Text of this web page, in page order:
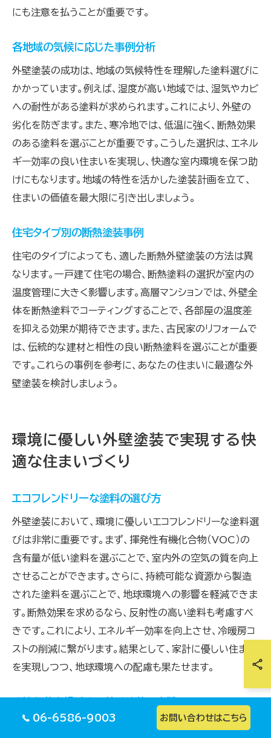
にも注意を払うことが重要です。
各地域の気候に応じた事例分析
外壁塗装の成功は、地域の気候特性を理解した塗料選びに
かかっています。例えば、湿度が高い地域では、湿気やカビ
への耐性がある塗料が求められます。これにより、外壁の
劣化を防ぎます。また、寒冷地では、低温に強く、断熱効果
のある塗料を選ぶことが重要です。こうした選択は、エネル
ギー効率の良い住まいを実現し、快適な室内環境を保つ助
けにもなります。地域の特性を活かした塗装計画を立て、
住まいの価値を最大限に引き出しましょう。
住宅タイプ別の断熱塗装事例
住宅のタイプによっても、適した断熱外壁塗装の方法は異
なります。一戸建て住宅の場合、断熱塗料の選択が室内の
温度管理に大きく影響します。高層マンションでは、外壁全
体を断熱塗料でコーティングすることで、各部屋の温度差
を抑える効果が期待できます。また、古民家のリフォームで
は、伝統的な建材と相性の良い断熱塗料を選ぶことが重要
です。これらの事例を参考に、あなたの住まいに最適な外
壁塗装を検討しましょう。
環境に優しい外壁塗装で実現する快
適な住まいづくり
エコフレンドリーな塗料の選び方
外壁塗装において、環境に優しいエコフレンドリーな塗料選
びは非常に重要です。まず、揮発性有機化合物（VOC）の
含有量が低い塗料を選ぶことで、室内外の空気の質を向上
させることができます。さらに、持続可能な資源から製造
された塗料を選ぶことで、地球環境への影響を軽減できま
す。断熱効果を求めるなら、反射性の高い塗料も考慮すべ
きです。これにより、エネルギー効率を向上させ、冷暖房コ
ストの削減に繋がります。結果として、家計に優しい住まい
を実現しつつ、地球環境への配慮も果たせます。
外壁塗装を通じて環境負荷を軽減するためには、持続可能
06-6586-9003 お問い合わせはこちら